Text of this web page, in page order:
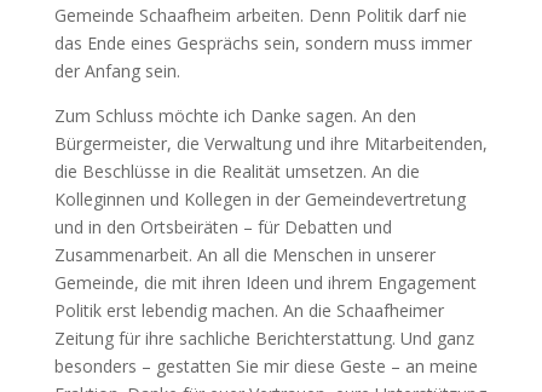
Gemeinde Schaafheim arbeiten. Denn Politik darf nie
das Ende eines Gesprächs sein, sondern muss immer
der Anfang sein.
Zum Schluss möchte ich Danke sagen. An den
Bürgermeister, die Verwaltung und ihre Mitarbeitenden,
die Beschlüsse in die Realität umsetzen. An die
Kolleginnen und Kollegen in der Gemeindevertretung
und in den Ortsbeiräten – für Debatten und
Zusammenarbeit. An all die Menschen in unserer
Gemeinde, die mit ihren Ideen und ihrem Engagement
Politik erst lebendig machen. An die Schaafheimer
Zeitung für ihre sachliche Berichterstattung. Und ganz
besonders – gestatten Sie mir diese Geste – an meine